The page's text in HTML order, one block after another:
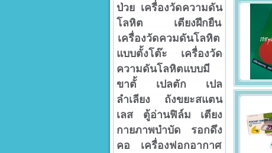
ป่วย เครื่องวัดความดัน
โลหิต
เตียงฝึกยืน
เครื่องวัดควมดันโลหิต
แบบตั้งโต๊ะ
เครื่องวัด
ความดันโลหิตแบบมี
ขาตั้
เปลตัก
เปล
ลำเลียง
ถังขยะสแตน
เลส
ตู้อ่านฟิล์ม
เตียง
กายภาพบำบัด
รอกดึง
คอ
เครื่องฟอกอากาศ